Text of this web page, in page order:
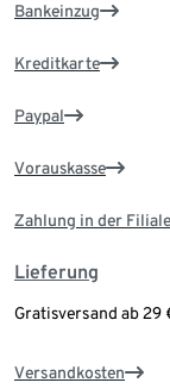
Bankeinzug
Kreditkarte
Paypal
Vorauskasse
Zahlung in der Filiale
Lieferung
Gratisversand ab 29
Versandkosten